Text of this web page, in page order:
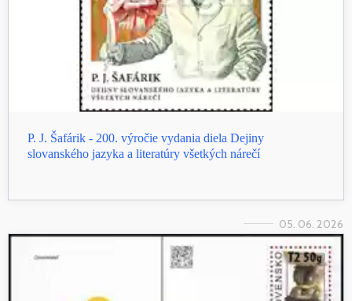
P. J. Šafárik - 200. výročie vydania diela Dejiny
slovanského jazyka a literatúry všetkých nárečí
05. 06. 2026